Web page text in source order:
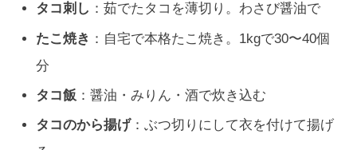
タコ刺し ：茹でたタコを薄切り。わさび醤油で
たこ焼き ：自宅で本格たこ焼き。1kgで30〜40個
分
タコ飯 ：醤油・みりん・酒で炊き込む
タコのから揚げ：ぶつ切りにして衣を付けて揚げ